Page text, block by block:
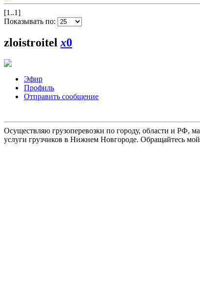
[1..1]
Показывать по:
zloistroitel x0
Эфир
Профиль
Отправить сообщение
Осуществляю грузоперевозки по городу, области и РФ,
услуги грузчиков в Нижнем Новгороде. Обращайтесь